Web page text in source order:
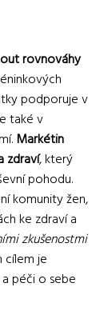
rovnováhy
podporuje v
také v
Markétin
zdraví, který
pohodu.
komunity žen,
ke zdraví a
zkušenostmi
cílem je
péči o sebe